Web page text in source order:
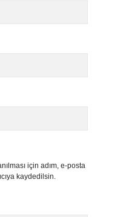
için adım, e-posta
kaydedilsin.